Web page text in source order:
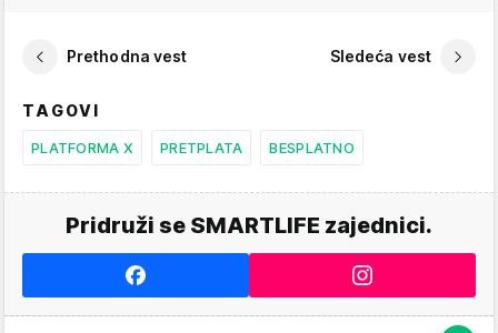
Prethodna vest Sledeća vest
TAGOVI
PLATFORMA X PRETPLATA BESPLATNO
Pridruži se SMARTLIFE zajednici.